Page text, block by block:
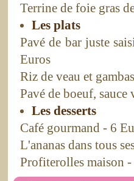
Terrine de foie gras
Les plats
Pavé de bar juste
Euros
Riz de veau et
Pavé de boeuf,
Les desserts
Café gourmand - 6
L'ananas dans tous
Profiterolles maison